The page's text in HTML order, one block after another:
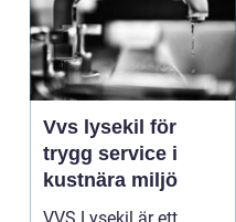
Vvs lysekil för
trygg service i
kustnära miljö